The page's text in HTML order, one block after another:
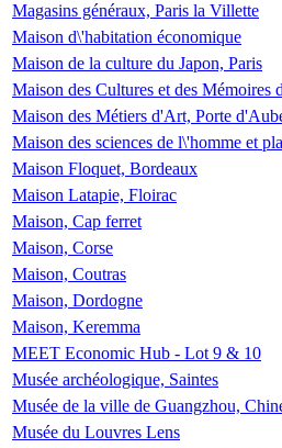
Magasins généraux, Paris la Villette
Maison d\'habitation économique
Maison de la culture du Japon, Paris
Maison des Cultures et des
Maison des Métiers d'Art, Porte
Maison des sciences de l\'homme et
Maison Floquet, Bordeaux
Maison Latapie, Floirac
Maison, Cap ferret
Maison, Corse
Maison, Coutras
Maison, Dordogne
Maison, Keremma
MEET Economic Hub - Lot 9 & 10
Musée archéologique, Saintes
Musée de la ville de Guangzhou,
Musée du Louvres Lens